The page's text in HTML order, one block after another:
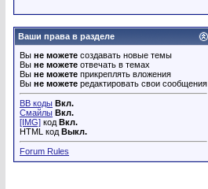
Ваши права в разделе
Вы не можете создавать новые темы
Вы не можете отвечать в темах
Вы не можете прикреплять вложения
Вы не можете редактировать свои сообщения
BB коды Вкл.
Смайлы Вкл.
[IMG] код Вкл.
HTML код Выкл.
Forum Rules